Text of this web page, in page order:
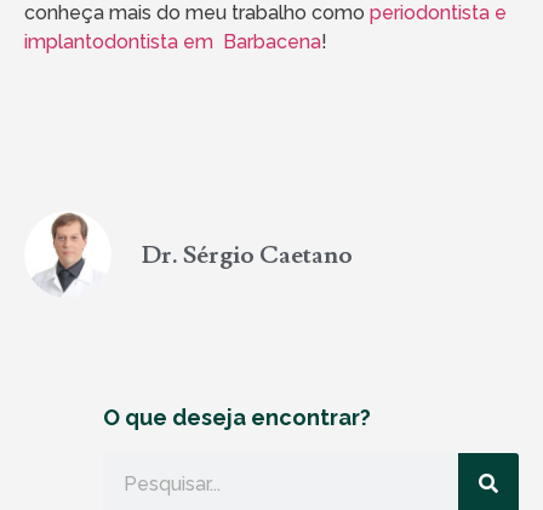
conheça mais do meu trabalho como periodontista e
implantodontista em Barbacena!
Dr. Sérgio Caetano
O que deseja encontrar?